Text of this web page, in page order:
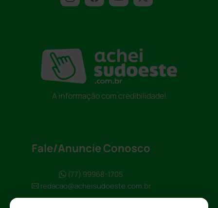
A informação com credibilidade!
Fale/Anuncie Conosco
(77) 99968-1705
redacao@acheisudoeste.com.br